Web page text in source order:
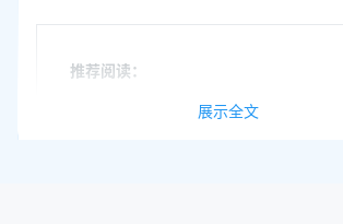
推荐阅读：
销售如何找客户 销售怎样找客户痛点
展示全文